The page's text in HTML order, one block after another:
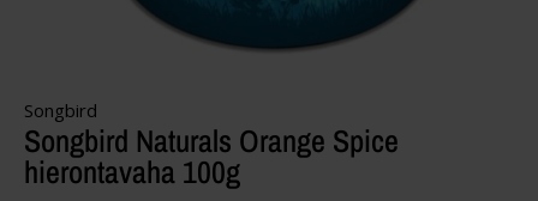
Songbird
Songbird Naturals Orange Spice
hierontavaha 100g